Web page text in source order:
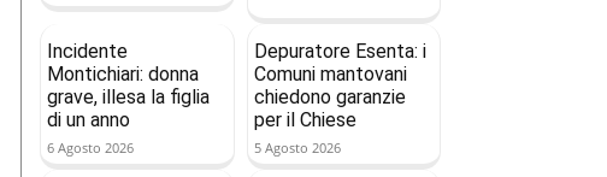
Incidente
Montichiari: donna
grave, illesa la figlia
di un anno
6 Agosto 2026
Depuratore Esenta: i
Comuni mantovani
chiedono garanzie
per il Chiese
5 Agosto 2026